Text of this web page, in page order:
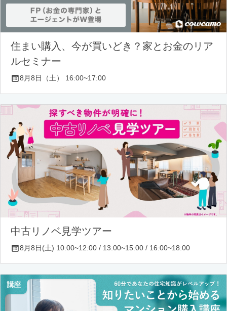
住まい購入、今が買いどき？家とお金のリア
ルセミナー
8月8日（土） 16:00~17:00
中古リノベ見学ツアー
8月8日(土) 10:00~12:00 / 13:00~15:00 / 16:00~18:00